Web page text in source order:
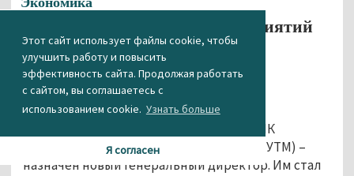
Этот сайт использует файлы cookie, чтобы
улучшить работу и повысить
эффективность сайта. Продолжая работать
с сайтом, вы соглашаетесь с
использованием cookie. Узнать больше
Я согласен
На одном из ключевых предприятий
«Уралвагонзавода» сменился
генеральный директор
12.07.2016 13:26
На одном из ключевых предприятий НПК
«Уралвагонзавод» – АО «Уралтрансмаш» (УТМ) –
назначен новый генеральный директор. Им стал